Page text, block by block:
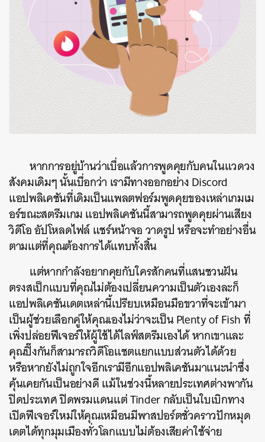
หากการอยู่บ้านว่าเบื่อแล้วการพูดคุยกับคนในแวดวง
สังคมเดิมๆ นั้นเบื่อกว่า เรามีทางออกอย่าง Discord
แอปพลิเคชันที่เดิมเป็นแพลตฟอร์มพูดคุยของเหล่าเกมเม
อร์ขณะสตรีมเกม แอปพลิเคชันนี้สามารถพูดคุยผ่านเสียง
วิดีโอ อัปโหลดไฟล์ แชร์หน้าจอ วาดรูป หรือจะทำอย่างอื่น
ตามแต่ที่คุณต้องการได้แทบทั้งสิ้น
แต่หากกำลังอยากคุยกับใครสักคนที่แสนชวนฝัน
ตรงสเป็กแบบที่คุณไม่ต้องเปลี่ยนความเป็นตัวเองละก็
แอปพลิเคชันเดตเหล่านี้เปรียบเหมือนมือขวาที่จะเข้ามา
เป็นผู้ช่วยเลือกคู่ให้คุณเองไม่ว่าจะเป็น Plenty of Fish ที่
เพิ่งปล่อยฟีเจอร์ให้ผู้ใช้ได้ไลฟ์สตรีมเองได้ หากเขาและ
คุณปิ๊งกันก็สามารถวิดีโอแชตแยกแบบส่วนตัวได้ด้วย
หรือหากยังไม่ถูกใจอีกเรามีอีกแอปพลิเคชันมาแนะนำซึ่ง
คุ้นเคยกันเป็นอย่างดี แม้ในช่วงนี้หลายประเทศต่างพากัน
ปิดประเทศ ปิดพรมแดนแต่ Tinder กลับเป็นใบเบิกทาง
เปิดฟีเจอร์ใหม่ให้คุณเหมือนมีพาสปอร์ตชั่วคราวปักหมุด
เดตได้ทุกมุมเมืองทั่วโลกแบบไม่ต้องเสียค่าใช้จ่าย